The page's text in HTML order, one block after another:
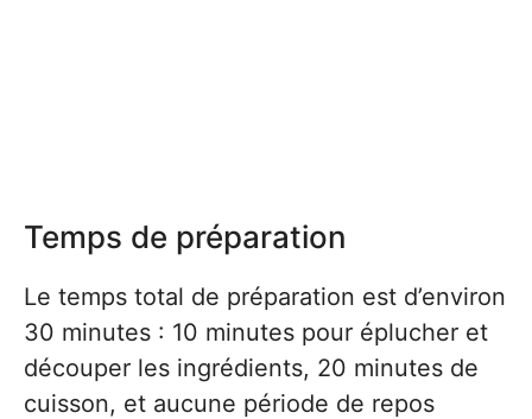
Temps de préparation
Le temps total de préparation est d’environ
30 minutes : 10 minutes pour éplucher et
découper les ingrédients, 20 minutes de
cuisson, et aucune période de repos